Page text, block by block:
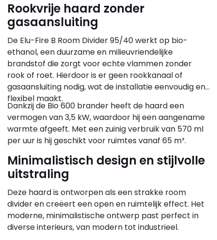
Rookvrije haard zonder
gasaansluiting
De Elu-Fire B Room Divider 95/40 werkt op bio-
ethanol, een duurzame en milieuvriendelijke
brandstof die zorgt voor echte vlammen zonder
rook of roet. Hierdoor is er geen rookkanaal of
gasaansluiting nodig, wat de installatie eenvoudig en
flexibel maakt.
Dankzij de Bio 600 brander heeft de haard een
vermogen van 3,5 kW, waardoor hij een aangename
warmte afgeeft. Met een zuinig verbruik van 570 ml
per uur is hij geschikt voor ruimtes vanaf 65 m³.
Minimalistisch design en stijlvolle
uitstraling
Deze haard is ontworpen als een strakke room
divider en creëert een open en ruimtelijk effect. Het
moderne, minimalistische ontwerp past perfect in
diverse interieurs, van modern tot industrieel.